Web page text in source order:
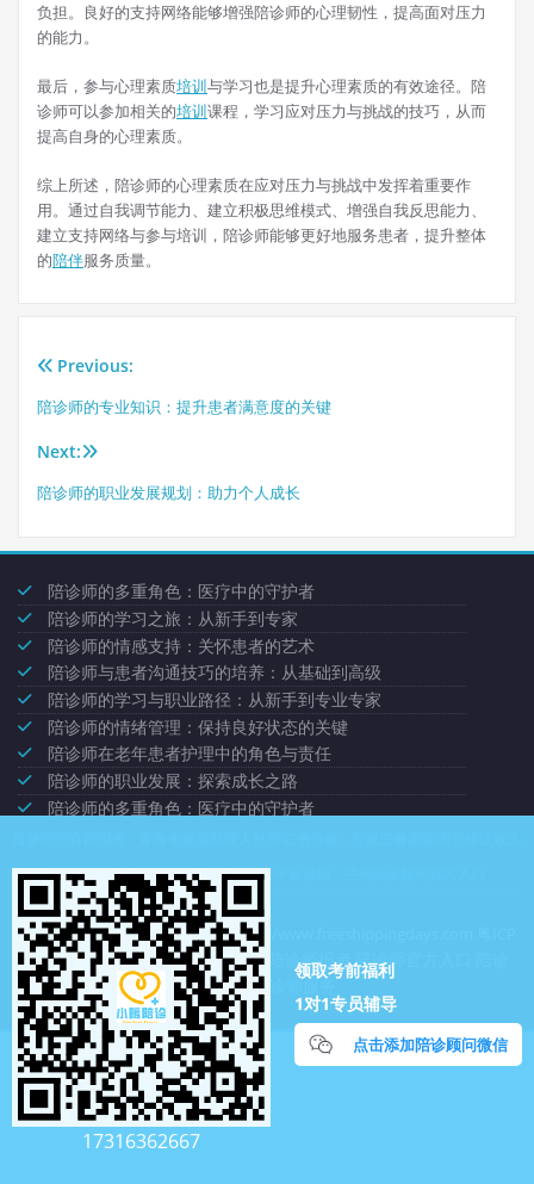
负担。良好的支持网络能够增强陪诊师的心理韧性，提高面对压力
的能力。
最后，参与心理素质培训与学习也是提升心理素质的有效途径。陪
诊师可以参加相关的培训课程，学习应对压力与挑战的技巧，从而
提高自身的心理素质。
综上所述，陪诊师的心理素质在应对压力与挑战中发挥着重要作
用。通过自我调节能力、建立积极思维模式、增强自我反思能力、
建立支持网络与参与培训，陪诊师能够更好地服务患者，提升整体
的陪伴服务质量。
文
章
导
Previous:
陪诊师的专业知识：提升患者满意度的关键
Next:
陪诊师的职业发展规划：助力个人成长
陪诊师的多重角色：医疗中的守护者
陪诊师的学习之旅：从新手到专家
陪诊师的情感支持：关怀患者的艺术
陪诊师与患者沟通技巧的培养：从基础到高级
陪诊师的学习与职业路径：从新手到专业专家
陪诊师的情绪管理：保持良好状态的关键
陪诊师在老年患者护理中的角色与责任
陪诊师的职业发展：探索成长之路
陪诊师的多重角色：医疗中的守护者
淄博陪诊顾问机构费用 佛山陪诊员平台价格
深圳市龙岗区绿集社商贸中心https://www.freeshippingdays.com
备2020086905号-19陪诊考试报名 陪诊师报考陪诊师官方入口
师平台 陪诊师服务
17316362667
领取考前福利
1对1专员辅导
点击添加陪诊顾问微信